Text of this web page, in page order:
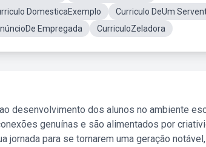
DomesticaExemplo
Curriculo DeUm
Empregada CurriculoZeladora
desenvolvimento dos alunos no ambiente
genuínas e são alimentados por
jornada para se tornarem uma geração